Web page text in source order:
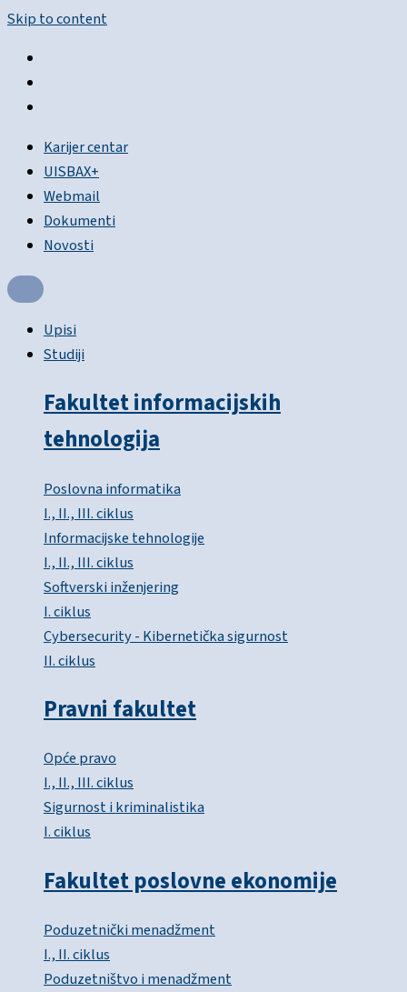
Skip to content
Karijer centar
UISBAX+
Webmail
Dokumenti
Novosti
Upisi
Studiji
Fakultet informacijskih
tehnologija
Poslovna informatika
I., II., III. ciklus
Informacijske tehnologije
I., II., III. ciklus
Softverski inženjering
I. ciklus
Cybersecurity - Kibernetička sigurnost
II. ciklus
Pravni fakultet
Opće pravo
I., II., III. ciklus
Sigurnost i kriminalistika
I. ciklus
Fakultet poslovne ekonomije
Poduzetnički menadžment
I., II. ciklus
Poduzetništvo i menadžment